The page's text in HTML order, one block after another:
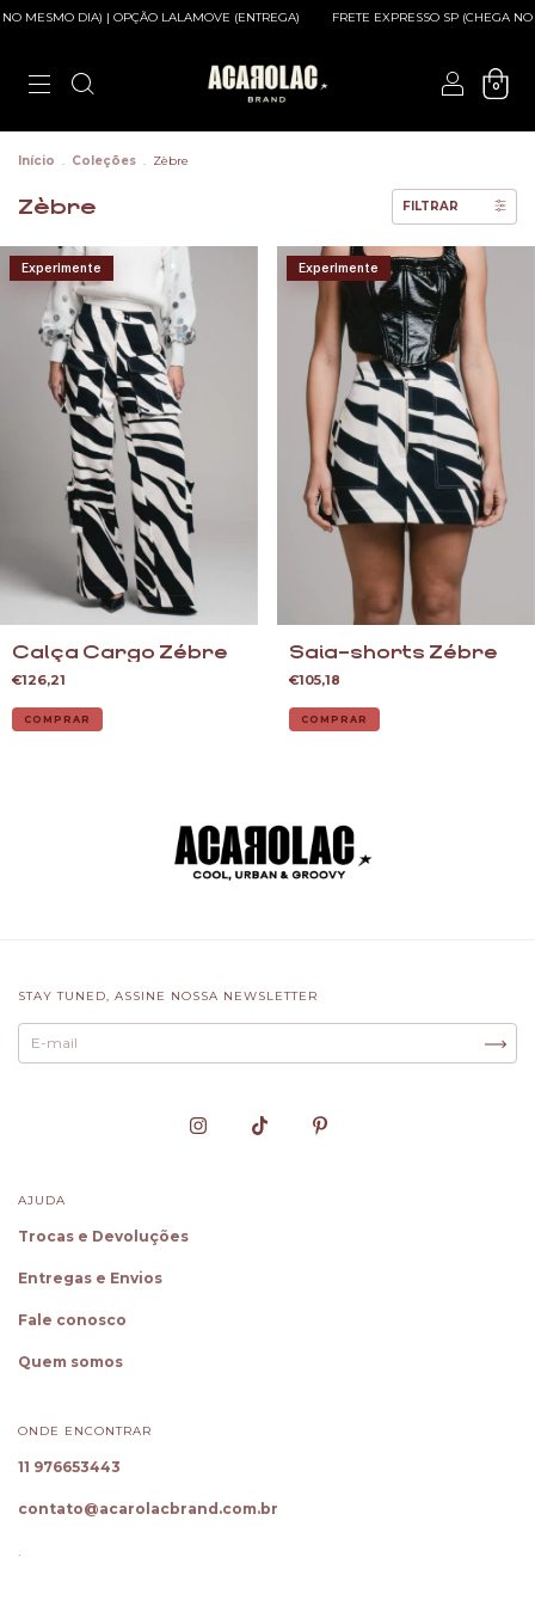
MESMO DIA) | OPÇÃO LALAMOVE (ENTREGA) FRETE EXPRESSO SP (CHEGA
0
Início . Coleções . Zèbre
Zèbre FILTRAR
Experimente
Calça Cargo Zébre
€126,21
COMPRAR
Experimente
Saia-shorts Zébre
€105,18
COMPRAR
STAY TUNED, ASSINE NOSSA NEWSLETTER
AJUDA
Trocas e Devoluções
Entregas e Envios
Fale conosco
Quem somos
ONDE ENCONTRAR
11 976653443
contato@acarolacbrand.com.br
.